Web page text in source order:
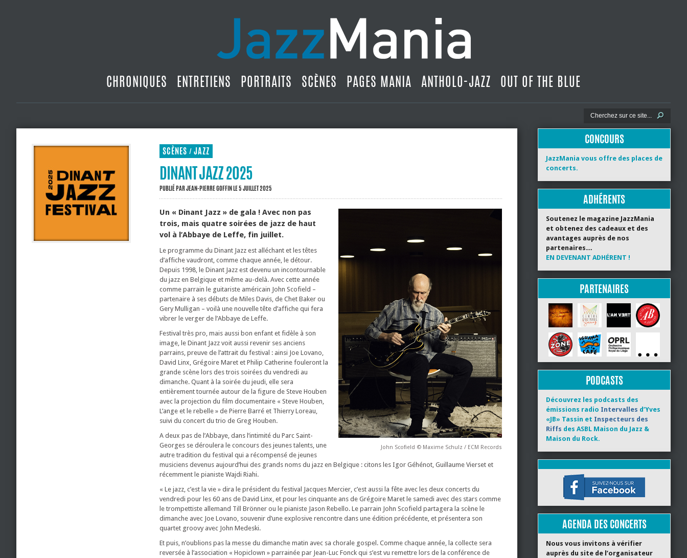
CHRONIQUES ENTRETIENS PORTRAITS SCÈNES PAGES MANIA ANTHOLO-JAZZ OUT OF THE BLUE
SCÈNES / JAZZ
DINANT JAZZ 2025
PUBLIÉ PARJEAN-PIERRE GOFFINLE 5 JUILLET 2025
John Scofield © Maxime Schulz / ECM Records
Un « Dinant Jazz » de gala ! Avec non pas
trois, mais quatre soirées de jazz de haut
vol à l’Abbaye de Leffe, fin juillet.
Le programme du Dinant Jazz est alléchant et les têtes
d’affiche vaudront, comme chaque année, le détour.
Depuis 1998, le Dinant Jazz est devenu un incontournable
du jazz en Belgique et même au-delà. Avec cette année
comme parrain le guitariste américain John Scofield –
partenaire à ses débuts de Miles Davis, de Chet Baker ou
Gery Mulligan – voilà une nouvelle tête d’affiche qui fera
vibrer le verger de l’Abbaye de Leffe.
Festival très pro, mais aussi bon enfant et fidèle à son
image, le Dinant Jazz voit aussi revenir ses anciens
parrains, preuve de l’attrait du festival : ainsi Joe Lovano,
David Linx, Grégoire Maret et Philip Catherine fouleront la
grande scène lors des trois soirées du vendredi au
dimanche. Quant à la soirée du jeudi, elle sera
entièrement tournée autour de la figure de Steve Houben
avec la projection du film documentaire « Steve Houben,
L’ange et le rebelle » de Pierre Barré et Thierry Loreau,
suivi du concert du trio de Greg Houben.
A deux pas de l’Abbaye, dans l’intimité du Parc Saint-
Georges se déroulera le concours des jeunes talents, une
autre tradition du festival qui a récompensé de jeunes
musiciens devenus aujourd’hui des grands noms du jazz en Belgique : citons les Igor Géhénot, Guillaume Vierset et
récemment le pianiste Wajdi Riahi.
« Le jazz, c’est la vie » dira le président du festival Jacques Mercier, c’est aussi la fête avec les deux concerts du
vendredi pour les 60 ans de David Linx, et pour les cinquante ans de Grégoire Maret le samedi avec des stars comme
le trompettiste allemand Till Brönner ou le pianiste Jason Rebello. Le parrain John Scofield partagera la scène le
dimanche avec Joe Lovano, souvenir d’une explosive rencontre dans une édition précédente, et présentera son
quartet groovy avec John Medeski.
Et puis, n’oublions pas la messe du dimanche matin avec sa chorale gospel. Comme chaque année, la collecte sera
reversée à l’association « Hopiclown » parrainée par Jean-Luc Fonck qui s’est vu remettre lors de la conférence de
CONCOURS
JazzMania vous offre des places de
concerts.
ADHÉRENTS
Soutenez le magazine JazzMania
et obtenez des cadeaux et des
avantages auprès de nos
partenaires…
EN DEVENANT ADHÉRENT !
PARTENAIRES
PODCASTS
Découvrez les podcasts des
émissions radio Intervalles d’Yves
«JB» Tassin et Inspecteurs des
Riffs des ASBL Maison du Jazz &
Maison du Rock.
AGENDA DES CONCERTS
Nous vous invitons à vérifier
auprès du site de l’organisateur